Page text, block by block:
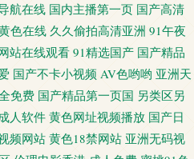
熟女精品在线 91传煤网站直接进入 欧
日韩综合在线
航在线 国内主播第一页 国产高清
色在线 久久偷拍高清亚洲 91午夜
站在线观看 91精选国产 国产精品
国产不卡小视频 AV色哟哟 亚洲天
免费 国产精品第一页国 另类区另
人软件 黄色网址视频播放 国产日
频网站 黄色18禁网站 亚洲无码视